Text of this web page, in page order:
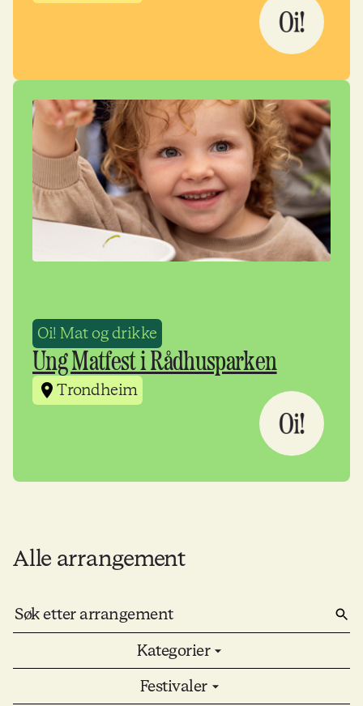
Oi! Mat og drikke
Ung Matfest i Rådhusparken
Trondheim
Alle arrangement
Kategorier
Festivaler